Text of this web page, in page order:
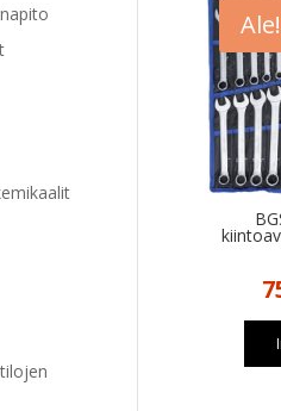
Ale!